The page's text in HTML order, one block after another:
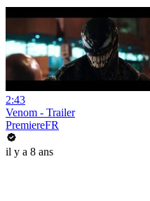
2:43
Venom - Trailer
PremiereFR
il y a 8 ans